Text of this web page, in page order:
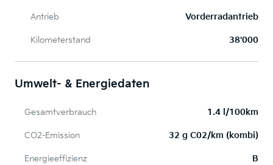
Antrieb Vorderradantrieb
Kilometerstand 38'000
Umwelt- & Energiedaten
Gesamtverbrauch 1.4 l/100km
CO2-Emission 32 g C02/km (kombi)
Energieeffizienz B